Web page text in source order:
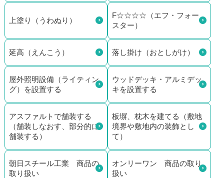
上塗り（うわぬり）
F☆☆☆☆（エフ・フォー
スター）
延高（えんこう） 落し掛け（おとしがけ）
屋外照明設備（ライティン
グ）を設置する
ウッドデッキ・アルミデッ
キを設置する
アスファルトで舗装する
（舗装しなおす、部分的に
舗装する）
板塀、枕木を建てる（敷地
境界や敷地内の装飾とし
て）
朝日スチール工業 商品の
取り扱い
オンリーワン 商品の取り
扱い